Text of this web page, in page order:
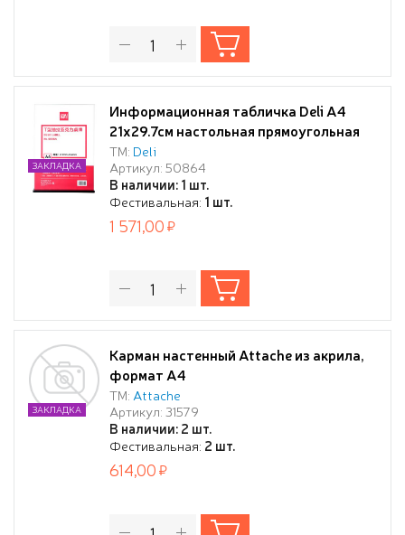
Информационная табличка Deli A4
21х29.7см настольная прямоугольная
прозрачный (упак.:1шт)
ТМ: Deli
Артикул: 50864
В наличии: 1 шт.
Фестивальная: 1 шт.
ЗАКЛАДКА
1 571,00
Карман настенный Attache из акрила,
формат А4
ТМ: Attache
Артикул: 31579
В наличии: 2 шт.
Фестивальная: 2 шт.
ЗАКЛАДКА
614,00